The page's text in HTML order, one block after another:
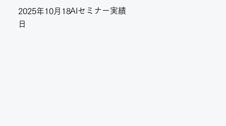
2025年10月18
日
AIセミナー実績